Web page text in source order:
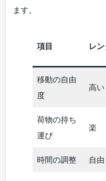
ます。
項目 レ
移動の自由
度
高い
荷物の持ち
運び
楽
時間の調整 自由